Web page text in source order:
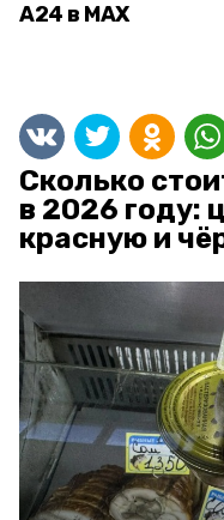
А24 в MAX
Сколько
в 2026 году:
красную и